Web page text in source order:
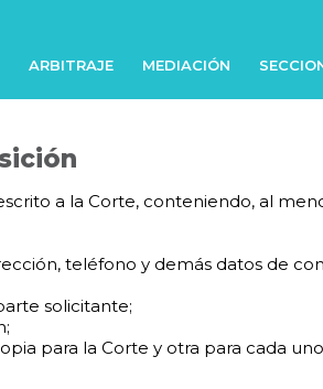
ARBITRAJE MEDIACIÓN
a la Corte, conteniendo, al
teléfono y demás datos de
solicitante;
para la Corte y otra para cada